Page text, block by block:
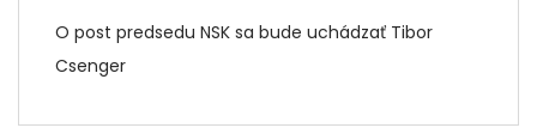
O post predsedu NSK sa bude uchádzať Tibor
Csenger